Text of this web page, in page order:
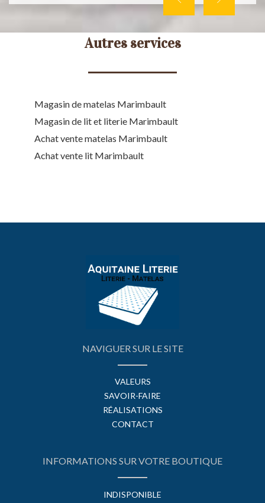
Autres services
Magasin de matelas Marimbault
Magasin de lit et literie Marimbault
Achat vente matelas Marimbault
Achat vente lit Marimbault
NAVIGUER SUR LE SITE
VALEURS
SAVOIR-FAIRE
RÉALISATIONS
CONTACT
INFORMATIONS SUR VOTRE BOUTIQUE
INDISPONIBLE